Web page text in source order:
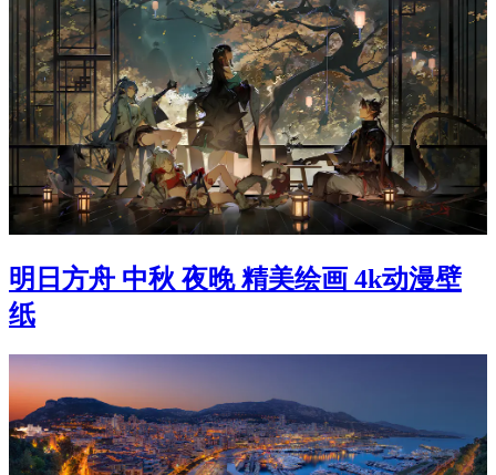
明日方舟 中秋 夜晚 精美绘画 4k动漫壁
纸